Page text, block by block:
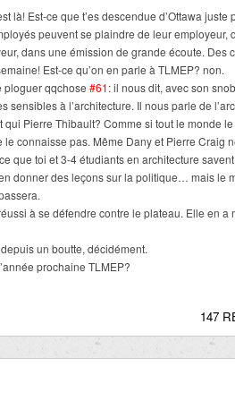
là! Est-ce que t’es descendue d’Ottawa juste
peuvent se plaindre de leur employeur,
dans une émission de grande écoute. Des
Est-ce qu’on en parle à TLMEP? non.
ploguer qqchose #61: il nous dit, avec son
à l’architecture. Il nous parle de
Pierre Thibault? Comme si tout le monde le
le connaisse pas. Même Dany et Pierre Craig
que toi et 3-4 étudiants en architecture savent
donner des leçons sur la politique… mais le
à se défendre contre le plateau. Elle en a
un boutte, décidément.
prochaine TLMEP?
147